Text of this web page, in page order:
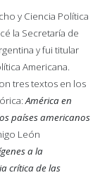
y Ciencia Política
la Secretaría de
y fui titular
Americana.
tres textos en los
América en
países americanos
León
a la
crítica de las